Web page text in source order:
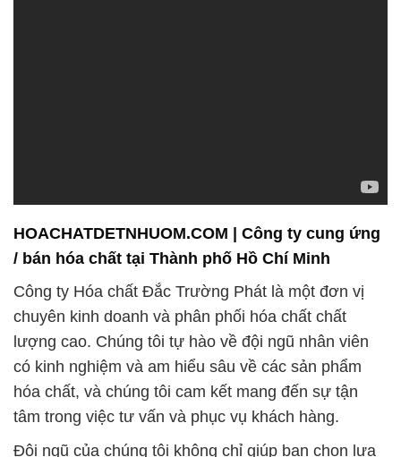
HOACHATDETNHUOM.COM | Công ty cung ứng
/ bán hóa chất tại Thành phố Hồ Chí Minh
Công ty Hóa chất Đắc Trường Phát là một đơn vị
chuyên kinh doanh và phân phối hóa chất chất
lượng cao. Chúng tôi tự hào về đội ngũ nhân viên
có kinh nghiệm và am hiểu sâu về các sản phẩm
hóa chất, và chúng tôi cam kết mang đến sự tận
tâm trong việc tư vấn và phục vụ khách hàng.
Đội ngũ của chúng tôi không chỉ giúp bạn chọn lựa